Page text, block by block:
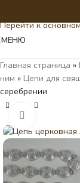
Перейти к
МЕНЮ
Главная страница »
ним » Цепи для
серебрении